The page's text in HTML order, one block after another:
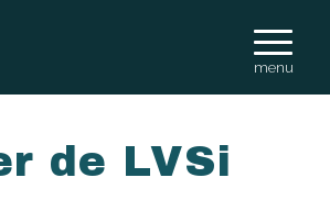
de LVSi